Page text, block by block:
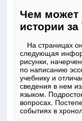
Чем может
истории
На страницах
следующая
рисунки,
по написанию
учебнику и
сведения в нем
языком.
вопросах.
событиях в